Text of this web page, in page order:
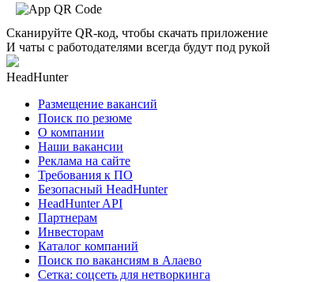
Сканируйте QR-код, чтобы скачать приложение
И чаты с работодателями всегда будут под рукой
HeadHunter
Размещение вакансий
Поиск по резюме
О компании
Наши вакансии
Реклама на сайте
Требования к ПО
Безопасный HeadHunter
HeadHunter API
Партнерам
Инвесторам
Каталог компаний
Поиск по вакансиям в Алаево
Сетка: соцсеть для нетворкинга